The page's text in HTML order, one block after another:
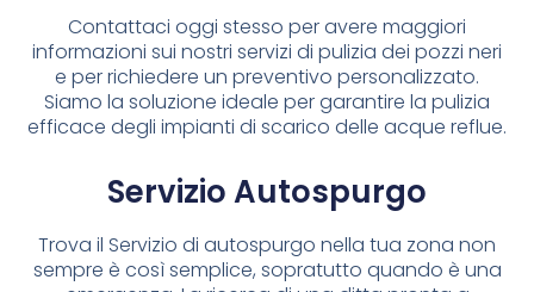
Contattaci oggi stesso per avere maggiori
informazioni sui nostri servizi di pulizia dei pozzi neri
e per richiedere un preventivo personalizzato.
Siamo la soluzione ideale per garantire la pulizia
efficace degli impianti di scarico delle acque reflue.
Servizio Autospurgo
Trova il Servizio di autospurgo nella tua zona non
sempre è così semplice, sopratutto quando è una